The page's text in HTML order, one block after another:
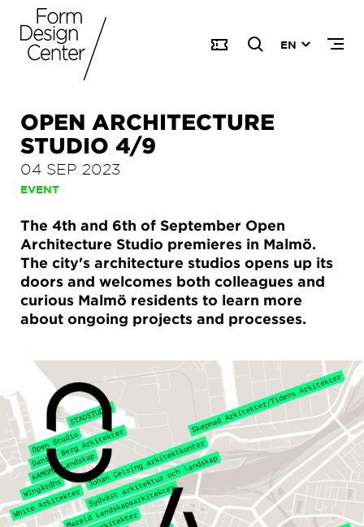
EN
OPEN ARCHITECTURE
STUDIO 4/9
04 SEP 2023
EVENT
The 4th and 6th of September Open
Architecture Studio premieres in Malmö.
The city's architecture studios opens up its
doors and welcomes both colleagues and
curious Malmö residents to learn more
about ongoing projects and processes.